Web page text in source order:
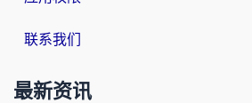
联系我们
最新资讯